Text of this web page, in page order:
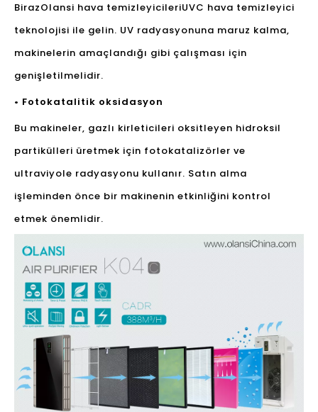
BirazOlansi hava temizleyicileriUVC hava temizleyici
teknolojisi ile gelin. UV radyasyonuna maruz kalma,
makinelerin amaçlandığı gibi çalışması için
genişletilmelidir.
• Fotokatalitik oksidasyon
Bu makineler, gazlı kirleticileri oksitleyen hidroksil
partikülleri üretmek için fotokatalizörler ve
ultraviyole radyasyonu kullanır. Satın alma
işleminden önce bir makinenin etkinliğini kontrol
etmek önemlidir.